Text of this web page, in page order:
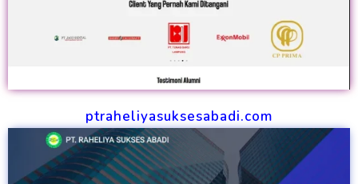
ptraheliyasuksesabadi.com